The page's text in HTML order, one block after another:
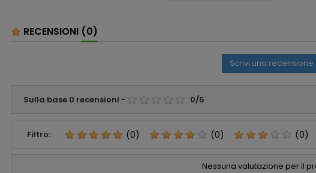
perfetto
RECENSIONI (0)
Scrivi una recensione
Sulla base 0 recensioni - 0/5
Filtro: (0) (0) (0)
Nessuna valutazione per il